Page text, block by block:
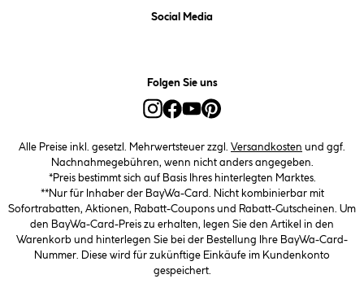
Social Media
Folgen Sie uns
Alle Preise inkl. gesetzl. Mehrwertsteuer zzgl. Versandkosten und ggf.
Nachnahmegebühren, wenn nicht anders angegeben.
*Preis bestimmt sich auf Basis Ihres hinterlegten Marktes.
**Nur für Inhaber der BayWa-Card. Nicht kombinierbar mit
Sofortrabatten, Aktionen, Rabatt-Coupons und Rabatt-Gutscheinen. Um
den BayWa-Card-Preis zu erhalten, legen Sie den Artikel in den
Warenkorb und hinterlegen Sie bei der Bestellung Ihre BayWa-Card-
Nummer. Diese wird für zukünftige Einkäufe im Kundenkonto
gespeichert.